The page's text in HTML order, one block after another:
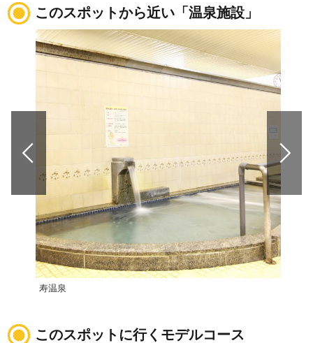
このスポットから近い「温泉施設」
寿温泉
このスポットに行くモデルコース